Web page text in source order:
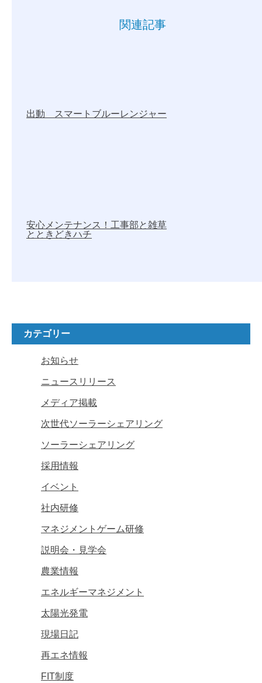
関連記事
出動 スマートブルーレンジャー
安心メンテナンス！工事部と雑草
とときどきハチ
カテゴリー
お知らせ
ニュースリリース
メディア掲載
次世代ソーラーシェアリング
ソーラーシェアリング
採用情報
イベント
社内研修
マネジメントゲーム研修
説明会・見学会
農業情報
エネルギーマネジメント
太陽光発電
現場日記
再エネ情報
FIT制度